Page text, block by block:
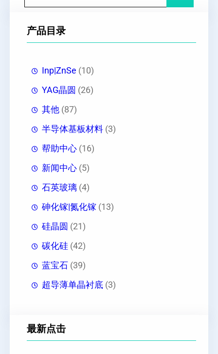
产品目录
Inp|ZnSe (10)
YAG晶圆 (26)
其他 (87)
半导体基板材料 (3)
帮助中心 (16)
新闻中心 (5)
石英玻璃 (4)
砷化镓|氮化镓 (13)
硅晶圆 (21)
碳化硅 (42)
蓝宝石 (39)
超导薄单晶衬底 (3)
最新点击